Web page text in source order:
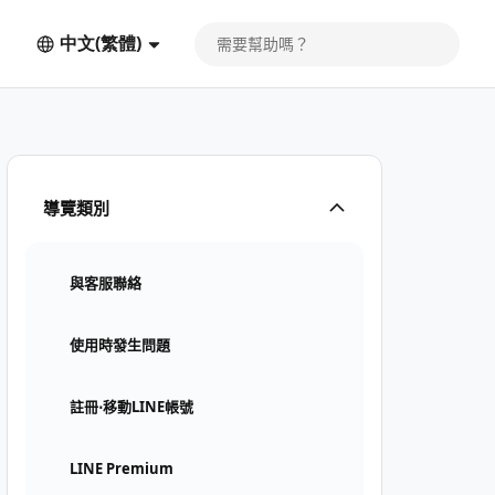
中文(繁體)
導覽類別
與客服聯絡
使用時發生問題
註冊⋅移動LINE帳號
LINE Premium